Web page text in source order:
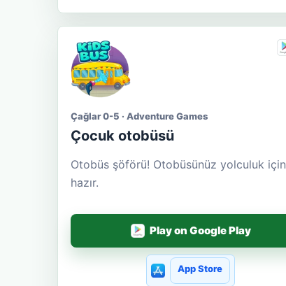
Çağlar 0-5 · Adventure Games
Çocuk otobüsü
Otobüs şöförü! Otobüsünüz yolculuk için
hazır.
Play on Google Play
App Store